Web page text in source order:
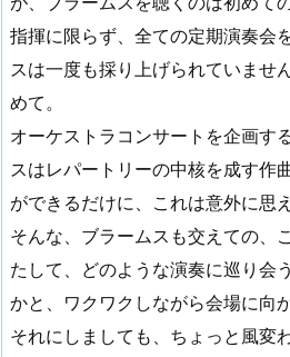
指揮に限らず、全ての定期演奏会
スは一度も採り上げられていませ
めて。
オーケストラコンサートを企画す
スはレパートリーの中核を成す作
ができるだけに、これは意外に思
そんな、ブラームスも交えての、
たして、どのような演奏に巡り会
かと、ワクワクしながら会場に向
それにしましても、ちょっと風変